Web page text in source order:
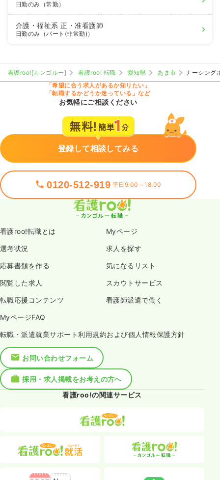
日勤のみ（常勤）
介護・福祉系正・准看護師
日勤のみ（パート(非常勤)）
看護roo![カンゴルー] 看護roo! 転職 愛知県 あま市
ナーシング
「希望に合う求人があるか知りたい」
「転職するかどうか迷っている」など
お気軽にご相談ください
登録して相談してみる
0120-512-919 平日9:00～18:00
看護roo!転職とは Myページ
選考状況 求人を探す
応募書類を作る 気になるリスト
閲覧した求人 スカウトサービス
転職応援コンテンツ 看護師派遣で働く
MyページFAQ
転職・派遣就業サポート利用規約および個人情報保護方針
お問い合わせフォーム
採用・求人掲載をお考えの方へ
看護roo!の関連サービス